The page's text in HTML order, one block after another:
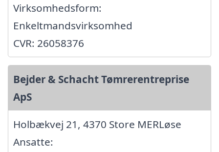
Virksomhedsform:
Enkeltmandsvirksomhed
CVR: 26058376
Bejder & Schacht Tømrerentreprise
ApS
Holbækvej 21, 4370 Store MERLøse
Ansatte: